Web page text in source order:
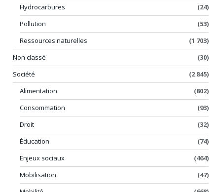
Hydrocarbures
(24)
Pollution
(53)
Ressources naturelles
(1 703)
Non classé
(30)
Société
(2 845)
Alimentation
(802)
Consommation
(93)
Droit
(32)
Éducation
(74)
Enjeux sociaux
(464)
Mobilisation
(47)